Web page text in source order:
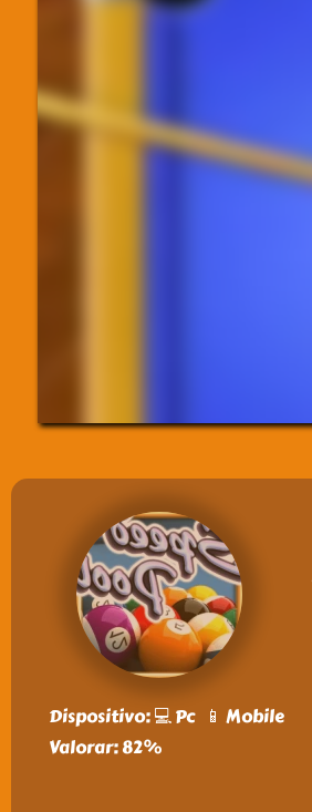
Dispositivo: 💻 Pc 📱 Mobile
Valorar: 82%